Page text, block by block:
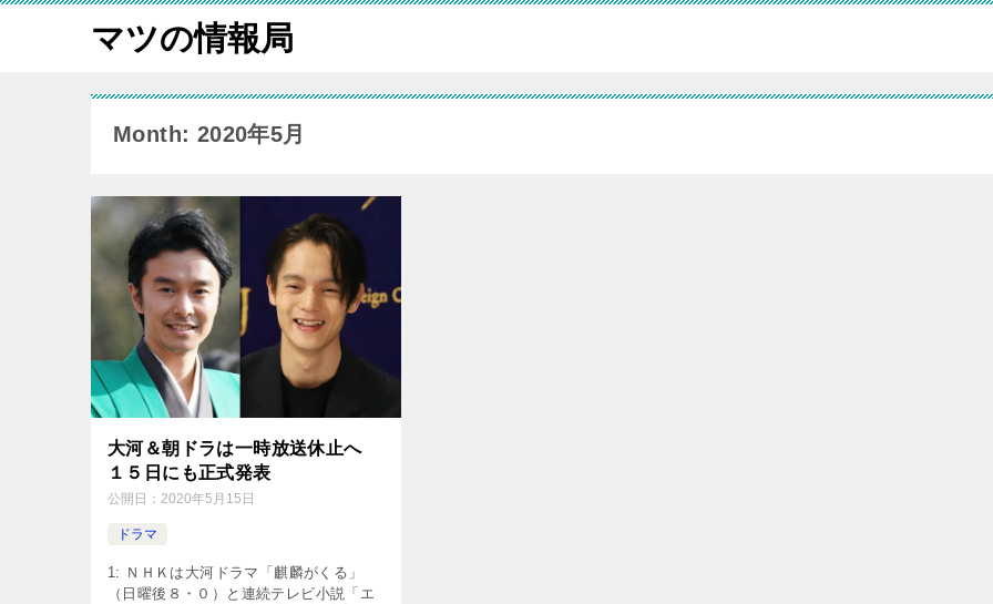
マツの情報局
Month: 2020年5月
大河＆朝ドラは一時放送休止へ
１５日にも正式発表
公開日： 2020年5月15日
ドラマ
1: ＮＨＫは大河ドラマ「麒麟がくる」
（日曜後８・０）と連続テレビ小説「エ